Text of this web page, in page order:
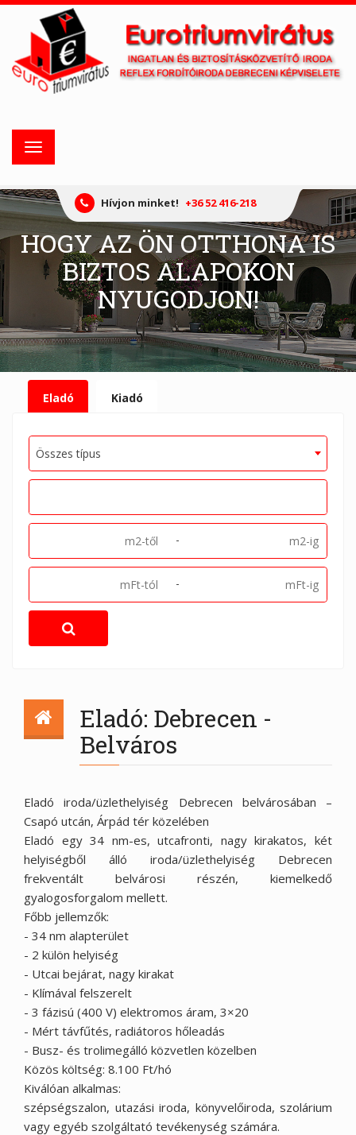
Toggle
navigation
Hívjon minket! +36 52 416-218
HOGY AZ ÖN OTTHONA IS
BIZTOS ALAPOKON
NYUGODJON!
Eladó Kiadó
Összes típus
-
-
Eladó: Debrecen -
Belváros
Eladó iroda/üzlethelyiség Debrecen belvárosában –
Csapó utcán, Árpád tér közelében
Eladó egy 34 nm-es, utcafronti, nagy kirakatos, két
helyiségből álló iroda/üzlethelyiség Debrecen
frekventált belvárosi részén, kiemelkedő
gyalogosforgalom mellett.
Főbb jellemzők:
- 34 nm alapterület
- 2 külön helyiség
- Utcai bejárat, nagy kirakat
- Klímával felszerelt
- 3 fázisú (400 V) elektromos áram, 3×20
- Mért távfűtés, radiátoros hőleadás
- Busz- és trolimegálló közvetlen közelben
Közös költség: 8.100 Ft/hó
Kiválóan alkalmas:
szépségszalon, utazási iroda, könyvelőiroda, szolárium
vagy egyéb szolgáltató tevékenység számára.